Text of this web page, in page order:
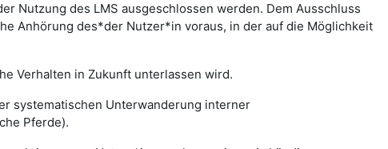
Nutzung des LMS ausgeschlossen werden. Dem Ausschluss
Anhörung des*der Nutzer*in voraus, in der auf die Möglichkeit
Verhalten in Zukunft unterlassen wird.
systematischen Unterwanderung interner
Pferde).